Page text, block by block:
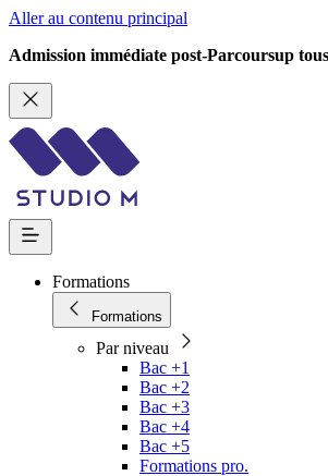
Aller au contenu principal
Admission immédiate post-Parcoursup
Formations
Formations
Par niveau
Bac +1
Bac +2
Bac +3
Bac +4
Bac +5
Formations pro.